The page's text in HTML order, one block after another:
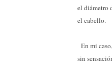
el diámetro
el cabello.
En mi
sin